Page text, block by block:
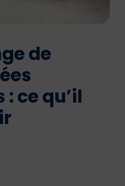
de
ce qu’il